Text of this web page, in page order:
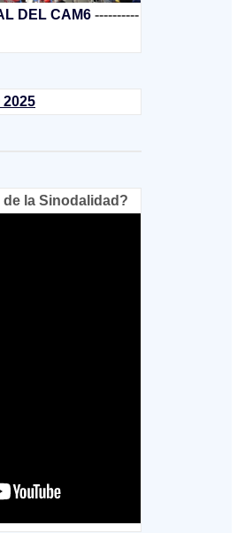
DEL CAM6 ----------
2025
la Sinodalidad?